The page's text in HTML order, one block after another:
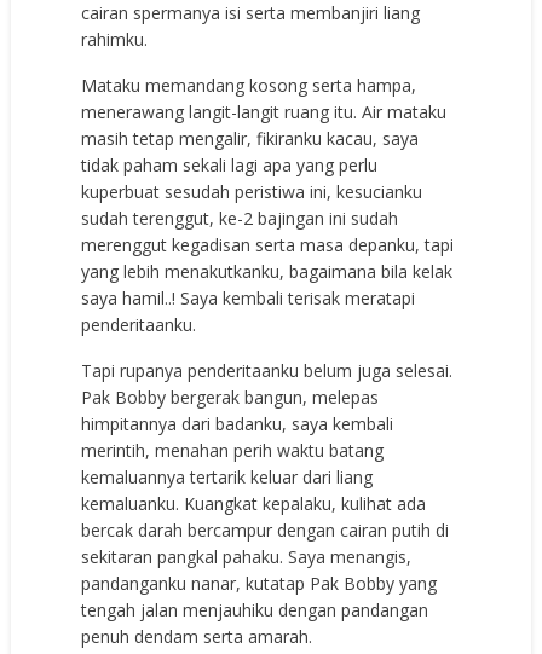
cairan spermanya isi serta membanjiri liang
rahimku.
Mataku memandang kosong serta hampa,
menerawang langit-langit ruang itu. Air mataku
masih tetap mengalir, fikiranku kacau, saya
tidak paham sekali lagi apa yang perlu
kuperbuat sesudah peristiwa ini, kesucianku
sudah terenggut, ke-2 bajingan ini sudah
merenggut kegadisan serta masa depanku, tapi
yang lebih menakutkanku, bagaimana bila kelak
saya hamil..! Saya kembali terisak meratapi
penderitaanku.
Tapi rupanya penderitaanku belum juga selesai.
Pak Bobby bergerak bangun, melepas
himpitannya dari badanku, saya kembali
merintih, menahan perih waktu batang
kemaluannya tertarik keluar dari liang
kemaluanku. Kuangkat kepalaku, kulihat ada
bercak darah bercampur dengan cairan putih di
sekitaran pangkal pahaku. Saya menangis,
pandanganku nanar, kutatap Pak Bobby yang
tengah jalan menjauhiku dengan pandangan
penuh dendam serta amarah.